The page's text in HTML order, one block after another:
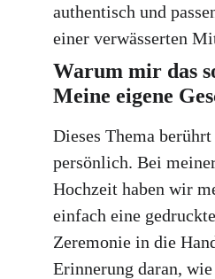
authentisch und
einer verwässerten
Warum mir das
Meine eigene
Dieses Thema
persönlich. Bei
Hochzeit haben wir
einfach eine
Zeremonie in die
Erinnerung daran,